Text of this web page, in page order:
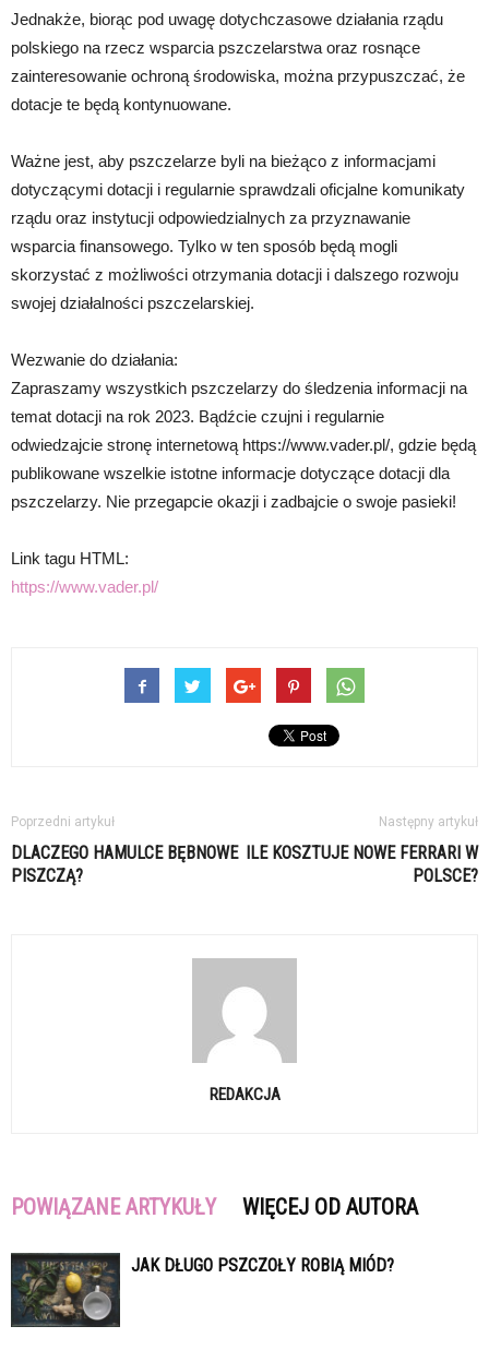
Jednakże, biorąc pod uwagę dotychczasowe działania rządu
polskiego na rzecz wsparcia pszczelarstwa oraz rosnące
zainteresowanie ochroną środowiska, można przypuszczać, że
dotacje te będą kontynuowane.
Ważne jest, aby pszczelarze byli na bieżąco z informacjami
dotyczącymi dotacji i regularnie sprawdzali oficjalne komunikaty
rządu oraz instytucji odpowiedzialnych za przyznawanie
wsparcia finansowego. Tylko w ten sposób będą mogli
skorzystać z możliwości otrzymania dotacji i dalszego rozwoju
swojej działalności pszczelarskiej.
Wezwanie do działania:
Zapraszamy wszystkich pszczelarzy do śledzenia informacji na
temat dotacji na rok 2023. Bądźcie czujni i regularnie
odwiedzajcie stronę internetową https://www.vader.pl/, gdzie będą
publikowane wszelkie istotne informacje dotyczące dotacji dla
pszczelarzy. Nie przegapcie okazji i zadbajcie o swoje pasieki!
Link tagu HTML:
https://www.vader.pl/
Poprzedni artykuł
DLACZEGO HAMULCE BĘBNOWE
PISZCZĄ?
Następny artykuł
ILE KOSZTUJE NOWE FERRARI W
POLSCE?
REDAKCJA
POWIĄZANE ARTYKUŁY WIĘCEJ OD AUTORA
JAK DŁUGO PSZCZOŁY ROBIĄ MIÓD?